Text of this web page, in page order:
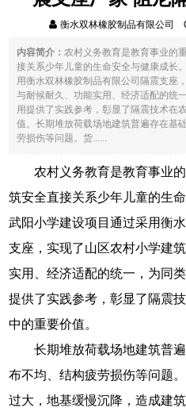
衡水双林橡胶制品有限公司
内容简介： 农村义务教育是教育事业的
接关系少年儿童的生命安全与健康成长
用衡水双林橡胶制品有限公司隔震支座
与耐候耐久、功能实用、经济适配的统
用提供了实践参考，彰显了隔震技术在
值。长期堆放荷载场地建筑普遍存在基
劳损伤等问题。货......
农村义务教育是教育事业
筑安全直接关系少年儿童的生
武阳小学建设项目通过采用衡
支座，实现了山区农村小学建
实用、经济适配的统一，为同
提供了实践参考，彰显了隔震
中的重要价值。
长期堆放荷载场地建筑普
布不均、结构疲劳损伤等问题
过大，地基缓慢沉降，造成建